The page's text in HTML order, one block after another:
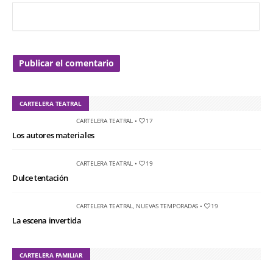
CARTELERA TEATRAL
CARTELERA TEATRAL• 17
Los autores materiales
CARTELERA TEATRAL• 19
Dulce tentación
CARTELERA TEATRAL, NUEVAS TEMPORADAS • 19
La escena invertida
CARTELERA FAMILIAR